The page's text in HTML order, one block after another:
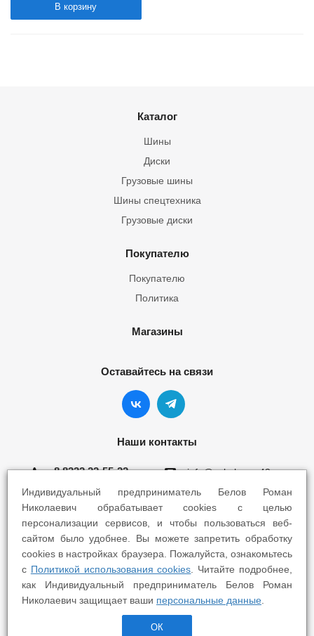
В корзину
Каталог
Шины
Грузовые шины
Шины спецтехника
Диски
Грузовые диски
Покупателю
Покупателю
Политика
Магазины
Оставайтесь на связи
Наши контакты
8 8332 22-55-22 info@yokohama43.ru
Киров, ул. Ломоносова 5Б
Киров, ул. Профсоюзная 7А
2025 © Yokohama Киров - Шины Диски Сервис
Индивидуальный предприниматель Белов Роман
Николаевич обрабатывает cookies с целью
персонализации сервисов, и чтобы пользоваться веб-
сайтом было удобнее. Вы можете запретить обработку
cookies в настройках браузера. Пожалуйста, ознакомьтесь
с Политикой использования cookies . Читайте подробнее,
как Индивидуальный предприниматель Белов Роман
Николаевич защищает ваши персональные данные
ОК